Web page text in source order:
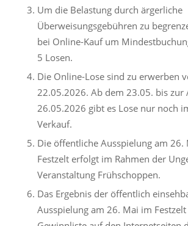
Um die Belastung durch ärgerliche
Überweisungsgebühren zu
bei Online-Kauf um
5 Losen.
Die Online-Lose sind zu erwerben
22.05.2026. Ab dem 23.05. bis zur
26.05.2026 gibt es Lose nur noch
Verkauf.
Die öffentliche Ausspielung am 26.
Festzelt erfolgt im Rahmen der
Veranstaltung Frühschoppen.
Das Ergebnis der öffentlich
Ausspielung am 26. Mai im